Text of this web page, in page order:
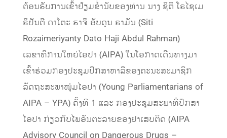
ຕ້ອນຮັບການເຂົ້າຢ້ຽມຂໍ່ານັບຂອງທ່ານ ນາງ ຊິຕິ ໂຣໄຊເມ
ຣິຢັນຕີ ດາໂຕະ ຮາຈິ ອັບດຸນ ຣາມັນ (Siti
Rozaimeriyanty Dato Haji Abdul Rahman)
ເລຂາທິການໃຫຍ່ໄອປາ (AIPA) ໃນໂອກາດເດີນທາງມາ
ເຂົ້າຮ່ວມກອງປະຊຸມປຶກສາຫາລືຂອງຄະນະສະມາຊິກ
ລັດຖະສະພາໜຸ່ມໄອປາ (Young Parliamentarians of
AIPA – YPA) ຄັ້ງທີ 1 ແລະ ກອງປະຊຸມສະພາທີ່ປຶກສາ
ໄອປາ ກ່ຽວກັບໄພອັນຕະລາຍຂອງຢາເສບຕິດ (AIPA